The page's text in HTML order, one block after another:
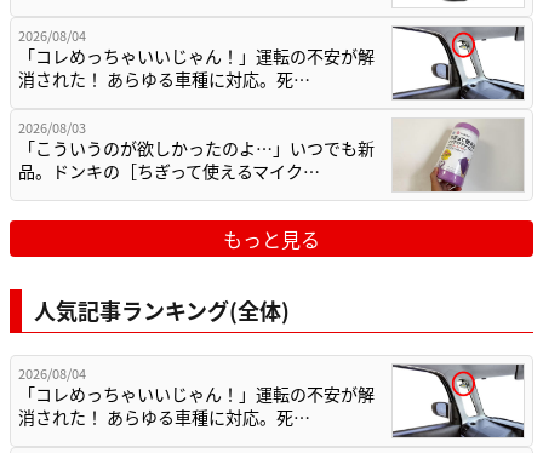
2026/08/04
「コレめっちゃいいじゃん！」運転の不安が解
消された！ あらゆる車種に対応。死…
2026/08/03
「こういうのが欲しかったのよ…」いつでも新
品。ドンキの［ちぎって使えるマイク…
もっと見る
人気記事ランキング(全体)
2026/08/04
「コレめっちゃいいじゃん！」運転の不安が解
消された！ あらゆる車種に対応。死…